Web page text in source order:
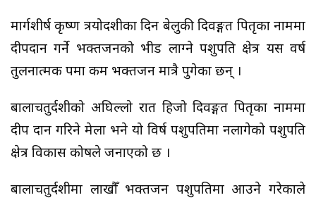
मार्गशीर्ष कृष्ण त्रयोदशीका दिन बेलुकी दिवङ्गत पितृका नाममा
दीपदान गर्ने भक्तजनको भीड लाग्ने पशुपति क्षेत्र यस वर्ष
तुलनात्मक रुपमा कम भक्तजन मात्रै पुगेका छन् ।
बालाचतुर्दशीको अघिल्लो रात हिजो दिवङ्गत पितृका नाममा
दीप दान गरिने मेला भने यो विर्ष पशुपतिमा नलागेको पशुपति
क्षेत्र विकास कोषले जनाएको छ ।
बालाचतुर्दशीमा लाखौँ भक्तजन पशुपतिमा आउने गरेकाले